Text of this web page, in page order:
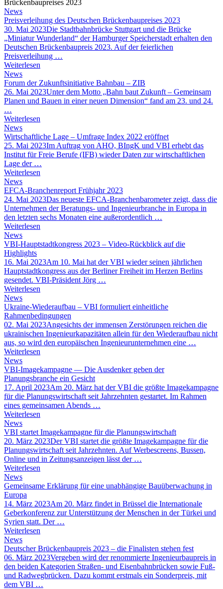
News
Preisverleihung des Deutschen Brückenbaupreises 2023
30. Mai 2023Die Stadtbahnbrücke Stuttgart und die Brücke
„Miniatur Wunderland“ der Hamburger Speicherstadt erhalten den
Deutschen Brückenbaupreis 2023. Auf der feierlichen
Preisverleihung …
Weiterlesen
News
Forum der Zukunftsinitiative Bahnbau – ZIB
26. Mai 2023Unter dem Motto „Bahn baut Zukunft – Gemeinsam
Planen und Bauen in einer neuen Dimension“ fand am 23. und 24.
…
Weiterlesen
News
Wirtschaftliche Lage – Umfrage Index 2022 eröffnet
25. Mai 2023Im Auftrag von AHO, BIngK und VBI erhebt das
Institut für Freie Berufe (IFB) wieder Daten zur wirtschaftlichen
Lage der …
Weiterlesen
News
EFCA-Branchenreport Frühjahr 2023
24. Mai 2023Das neueste EFCA-Branchenbarometer zeigt, dass die
Unternehmen der Beratungs- und Ingenieurbranche in Europa in
den letzten sechs Monaten eine außerordentlich …
Weiterlesen
News
VBI-Hauptstadtkongress 2023 – Video-Rückblick auf die
Highlights
16. Mai 2023Am 10. Mai hat der VBI wieder seinen jährlichen
Hauptstadtkongress aus der Berliner Freiheit im Herzen Berlins
gesendet. VBI-Präsident Jörg …
Weiterlesen
News
Ukraine-Wiederaufbau – VBI formuliert einheitliche
Rahmenbedingungen
02. Mai 2023Angesichts der immensen Zerstörungen reichen die
ukrainischen Ingenieurkapazitäten allein für den Wiederaufbau nicht
aus, so wird den europäischen Ingenieurunternehmen eine …
Weiterlesen
News
VBI-Imagekampagne — Die Ausdenker geben der
Planungsbranche ein Gesicht
17. April 2023Am 20. März hat der VBI die größte Imagekampagne
für die Planungswirtschaft seit Jahrzehnten gestartet. Im Rahmen
eines gemeinsamen Abends …
Weiterlesen
News
VBI startet Imagekampagne für die Planungswirtschaft
20. März 2023Der VBI startet die größte Imagekampagne für die
Planungswirtschaft seit Jahrzehnten. Auf Werbescreens, Bussen,
Online und in Zeitungsanzeigen lässt der …
Weiterlesen
News
Gemeinsame Erklärung für eine unabhängige Bauüberwachung in
Europa
14. März 2023Am 20. März findet in Brüssel die Internationale
Geberkonferenz zur Unterstützung der Menschen in der Türkei und
Syrien statt. Der …
Weiterlesen
News
Deutscher Brückenbaupreis 2023 – die Finalisten stehen fest
06. März 2023Vergeben wird der renommierte Ingenieurbaupreis in
den beiden Kategorien Straßen- und Eisenbahnbrücken sowie Fuß-
und Radwegbrücken. Dazu kommt erstmals ein Sonderpreis, mit
dem VBI …